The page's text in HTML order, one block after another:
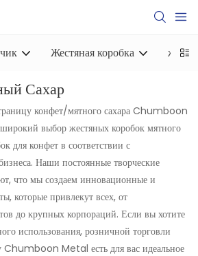
Жестяная коробка жесть
Сахар
конфет/мятного сахара Chumboon
выбор жестяных коробок мятного
для конфет в соответствии с
Наши постоянные творческие
что мы создаем инновационные и
которые привлекут всех, от
до крупных корпораций. Если вы хотите
использования, розничной торговли
Chumboon Metal есть для вас идеальное